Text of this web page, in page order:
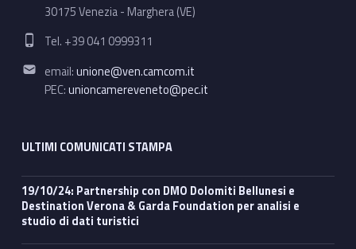
30175 Venezia - Marghera (VE)
Phone number:
Tel. +39 041 0999311
Email address:
email:unione@ven.camcom.it
PEC:unioncamereveneto@pec.it
ULTIMI COMUNICATI STAMPA
19/10/24: Partnership con DMO Dolomiti Bellunesi e
Destination Verona & Garda Foundation per analisi e
studio di dati turistici